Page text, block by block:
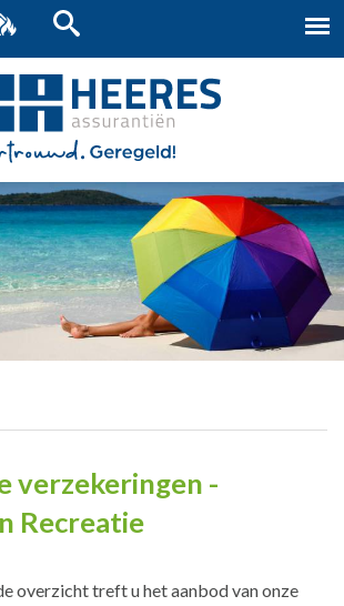
verzekeringen -
Recreatie
overzicht treft u het aanbod van onze